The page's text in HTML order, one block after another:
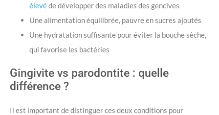
élevéde développer des maladies des gencives
Une alimentation équilibrée, pauvre en sucres ajoutés
Une hydratation suffisante pour éviter la bouche sèche,
qui favorise les bactéries
Gingivite vs parodontite : quelle
différence ?
Il est important de distinguer ces deux conditions pour